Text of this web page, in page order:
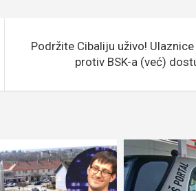
Podržite Cibaliju uživo!
protiv BSK-a (već)